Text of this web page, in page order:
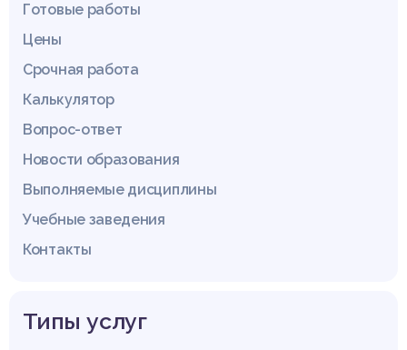
Готовые работы
Цены
Срочная работа
Калькулятор
Вопрос-ответ
Новости образования
Выполняемые дисциплины
Учебные заведения
Контакты
Типы услуг